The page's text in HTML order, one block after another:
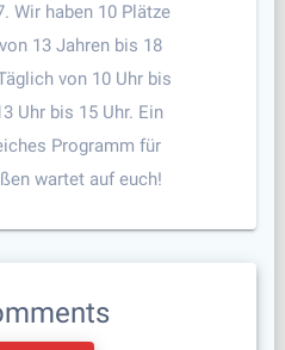
Wir haben 10 Plätze
13 Jahren bis 18
von 10 Uhr bis
Uhr bis 15 Uhr. Ein
Programm für
wartet auf euch!